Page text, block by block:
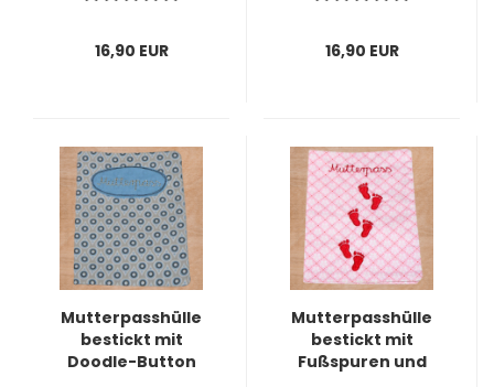
16,90 EUR
16,90 EUR
Mutterpasshülle
bestickt mit
Doodle-Button
Mutterpasshülle
bestickt mit
Fußspuren und